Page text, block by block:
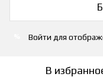
Войти для
В